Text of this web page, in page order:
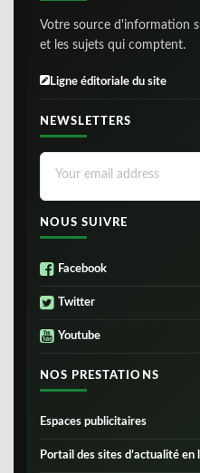
Votre source d'information
et les sujets qui comptent.
Ligne éditoriale du site
NEWSLETTERS
NOUS SUIVRE
Facebook
Twitter
Youtube
NOS PRESTATIONS
Espaces publicitaires
Portail des sites d’actualité en